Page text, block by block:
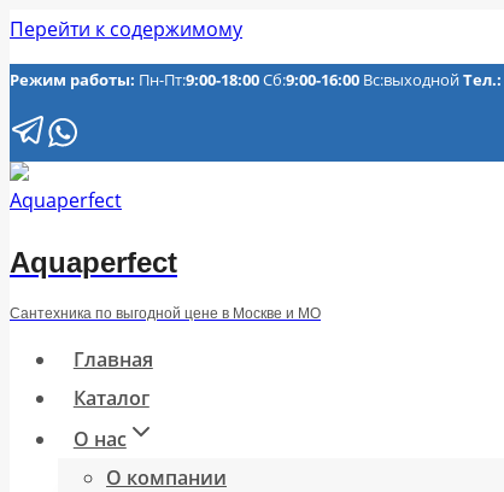
Перейти к содержимому
Режим работы: Пн-Пт:9:00-18:00Сб:9:00-16:00 Вс:выходнойТел.:
Aquaperfect
Сантехника по выгодной цене в Москве и МО
Главная
Каталог
О нас
О компании